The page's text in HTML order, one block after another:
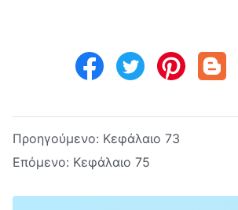
Προηγούμενο: Κεφάλαιο 73
Επόμενο: Κεφάλαιο 75